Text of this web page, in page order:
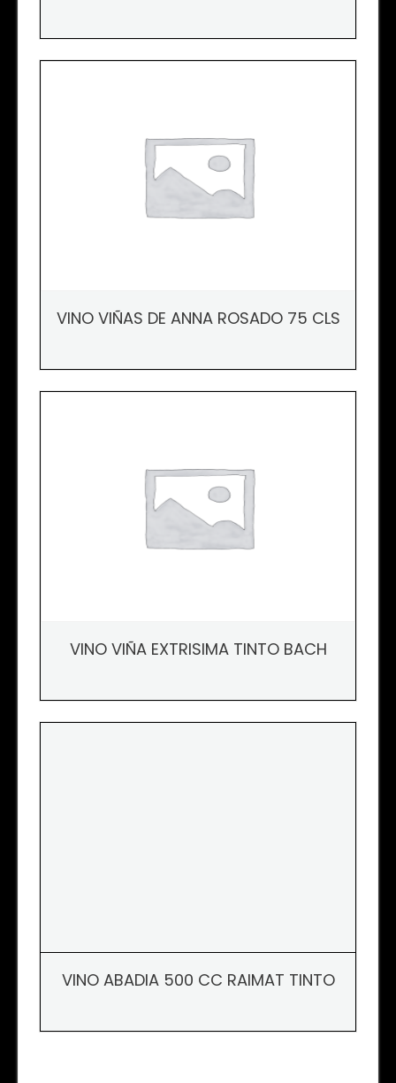
VINO VIÑAS DE ANNA ROSADO 75 CLS
VINO VIÑA EXTRISIMA TINTO BACH
VINO ABADIA 500 CC RAIMAT TINTO